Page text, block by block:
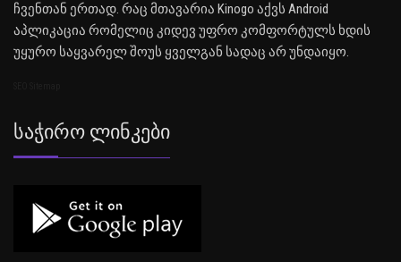
ჩვენთან ერთად. რაც მთავარია Kinogo აქვს Android
აპლიკაცია რომელიც კიდევ უფრო კომფორტულს ხდის
უყურო საყვარელ შოუს ყველგან სადაც არ უნდაიყო.
Საჭირო Ლინკები